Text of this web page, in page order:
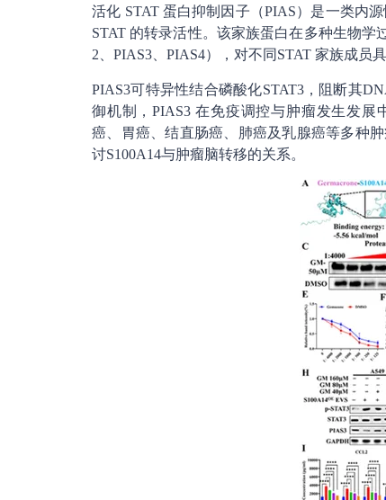
活化 STAT 蛋白抑制因子（PIAS）是一类内
STAT 的转录活性。该家族蛋白在多种生物学
2、PIAS3、PIAS4），对不同STAT 家族成员
PIAS3可特异性结合磷酸化STAT3，阻断其
御机制，PIAS3 在免疫调控与肿瘤发生发展
癌、胃癌、结直肠癌、肺癌及乳腺癌等多种
讨S100A14与肿瘤脑转移的关系。